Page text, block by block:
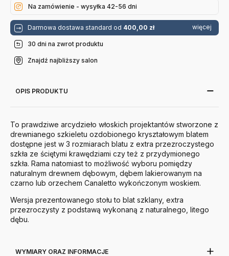
Na zamówienie - wysyłka 42-56 dni
Darmowa dostawa standard od 400,00 zł więcej
30 dni na zwrot produktu
Znajdź najbliższy salon
OPIS PRODUKTU
To prawdziwe arcydzieło włoskich projektantów stworzone z
drewnianego szkieletu ozdobionego kryształowym blatem
dostępne jest w 3 rozmiarach blatu z extra przezroczystego
szkła ze ściętymi krawędziami czy też z przydymionego
szkła. Rama natomiast to możliwość wyboru pomiędzy
naturalnym drewnem dębowym, dębem lakierowanym na
czarno lub orzechem Canaletto wykończonym woskiem.
Wersja prezentowanego stołu to blat szklany, extra
przezroczysty z podstawą wykonaną z naturalnego, litego
dębu.
WYMIARY ORAZ INFORMACJE